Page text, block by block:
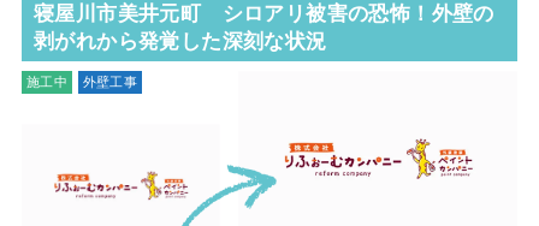
寝屋川市美井元町 シロアリ被害の恐怖！外壁の
剥がれから発覚した深刻な状況
施工中
外壁工事